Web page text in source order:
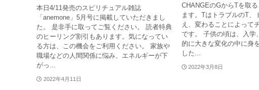
本日4/11発売のスピリチュアル雑誌
「anemone」5月号に掲載していただきまし
た。 是非手に取ってご覧ください。 読者特典
のヒーリング割引もあります。気になってい
る方は、この機会をご利用ください。 家族や
職場などの人間関係に悩み、エネルギーが下
がっ...
2022年4月11日
CHANGEのGからTを取
ます。TはトラブルのT、
え、変わることによって
です。 子供の頃は、入学
的に大きな変化の中に身
した...
2022年3月8日